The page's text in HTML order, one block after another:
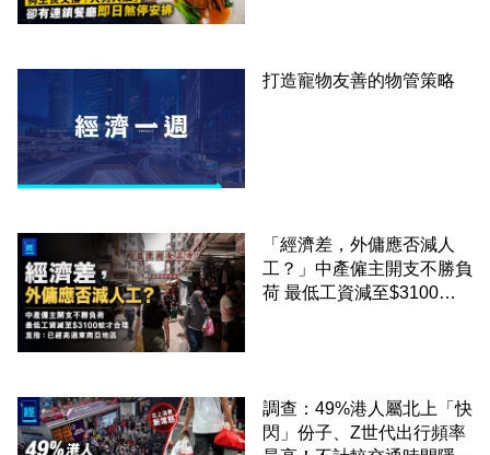
打造寵物友善的物管策略
「經濟差，外傭應否減人
工？」中產僱主開支不勝負
荷 最低工資減至$3100蚊
調查：49%港人屬北上「快
閃」份子、Z世代出行頻率